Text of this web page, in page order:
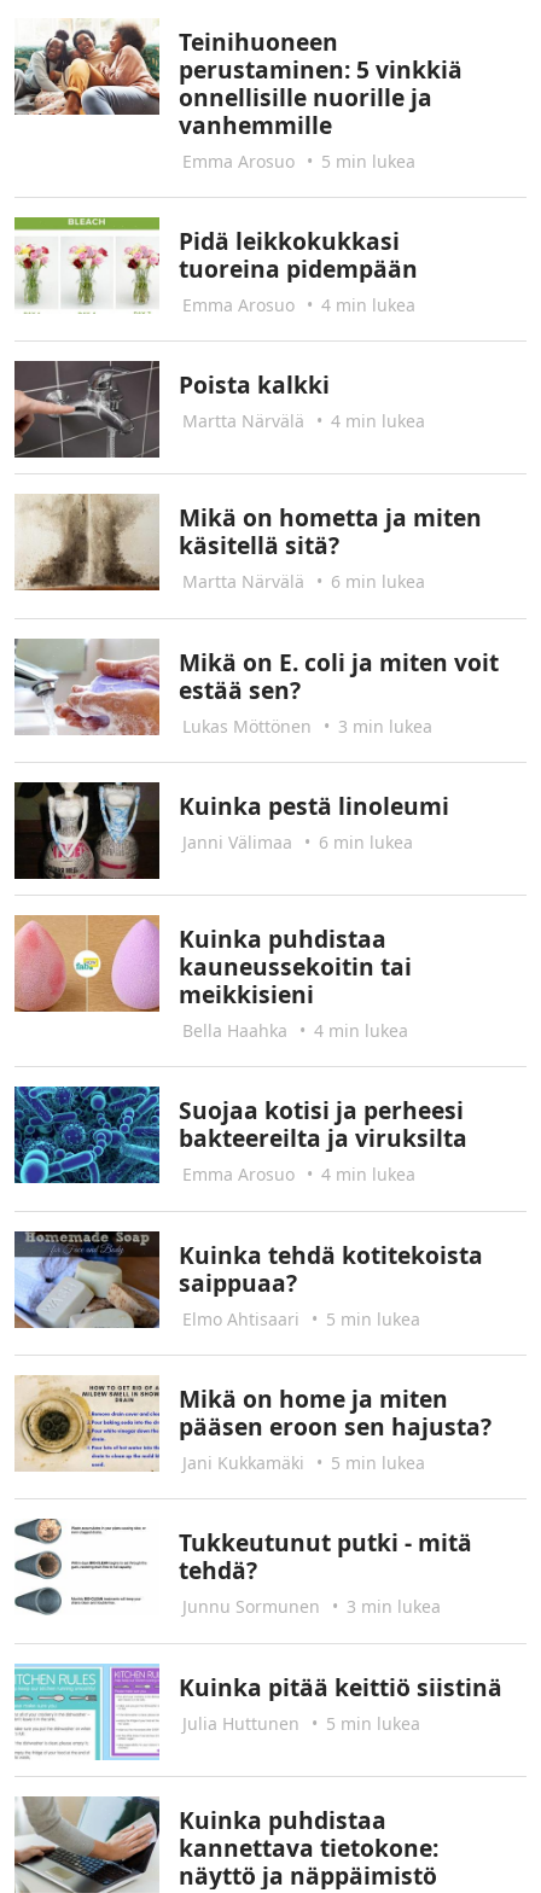
Teinihuoneen
perustaminen: 5 vinkkiä
onnellisille nuorille ja
vanhemmille
Emma Arosuo • 5 min lukea
Pidä leikkokukkasi
tuoreina pidempään
Emma Arosuo • 4 min lukea
Poista kalkki
Martta Närvälä • 4 min lukea
Mikä on hometta ja miten
käsitellä sitä?
Martta Närvälä • 6 min lukea
Mikä on E. coli ja miten voit
estää sen?
Lukas Möttönen • 3 min lukea
Kuinka pestä linoleumi
Janni Välimaa • 6 min lukea
Kuinka puhdistaa
kauneussekoitin tai
meikkisieni
Bella Haahka • 4 min lukea
Suojaa kotisi ja perheesi
bakteereilta ja viruksilta
Emma Arosuo • 4 min lukea
Kuinka tehdä kotitekoista
saippuaa?
Elmo Ahtisaari • 5 min lukea
Mikä on home ja miten
pääsen eroon sen hajusta?
Jani Kukkamäki • 5 min lukea
Tukkeutunut putki - mitä
tehdä?
Junnu Sormunen • 3 min lukea
Kuinka pitää keittiö siistinä
Julia Huttunen • 5 min lukea
Kuinka puhdistaa
kannettava tietokone:
näyttö ja näppäimistö